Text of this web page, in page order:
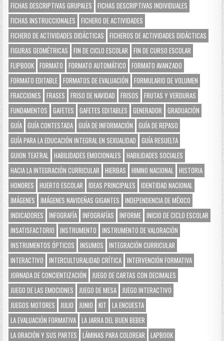
FICHAS DESCRIPTIVAS GRUPALES
FICHAS DESCRIPTIVAS INDIVIDUALES
FICHAS INSTRUCCIONALES
FICHERO DE ACTIVIDADES
FICHERO DE ACTIVIDADES DIDÁCTICAS
FICHEROS DE ACTIVIDADES DIDÁCTICAS
FIGURAS GEOMÉTRICAS
FIN DE CICLO ESCOLAR
FIN DE CURSO ESCOLAR
FLIPBOOK FORMATO FORMATO AUTOMÁTICO
FORMATO AVANZADO
FORMATO EDITABLE FORMATOS DE EVALUACIÓN
FORMULARIO DE VOLUMEN
FRACCIONES
FRASES FRISO DE NAVIDAD FRISOS
FRUTAS Y VERDURAS
FUNDAMENTOS
GAFETES GAFETES EDITABLES GENERADOR
GRADUACIÓN
GUÍA GUÍA CONTESTADA GUÍA DE INFORMACIÓN
GUÍA DE REPASO
GUÍA PARA LA EDUCACIÓN INTEGRAL EN SEXUALIDAD
GUÍA RESUELTA
GUION TEATRAL HABILIDADES EMOCIONALES
HABILIDADES SOCIALES
HACIA LA INTEGRACIÓN CURRICULAR
HIERBAS HIMNO NACIONAL HISTORIA
HONORES
HUERTO ESCOLAR IDEAS PRINCIPALES
IDENTIDAD NACIONAL
IMÁGENES
IMÁGENES NAVIDEÑAS GIGANTES
INDEPENDENCIA DE MÉXICO
INDICADORES
INFOGRAFÍA INFOGRAFÍAS INFORME INICIO DE CICLO ESCOLAR
INSATISFACTORIO
INSTRUMENTO
INSTRUMENTO DE VALORACIÓN
INSTRUMENTOS ÓPTICOS
INSUMOS
INTEGRACIÓN CURRICULAR
INTERACTIVO
INTERCULTURALIDAD CRÍTICA INTERVENCIÓN FORMATIVA
JORNADA DE CONCIENTIZACIÓN
JUEGO DE CARTAS CON DECIMALES
JUEGO DE LAS EMOCIONES
JUEGO DE MESA JUEGO INTERACTIVO
JUEGOS MOTORES
JULIO JUNIO KIT
LA ENCUESTA
LA EVALUACIÓN FORMATIVA LA JARRA DEL BUEN BEBER
LA ORACIÓN Y SUS PARTES
LÁMINAS PARA COLOREAR
LAPBOOK